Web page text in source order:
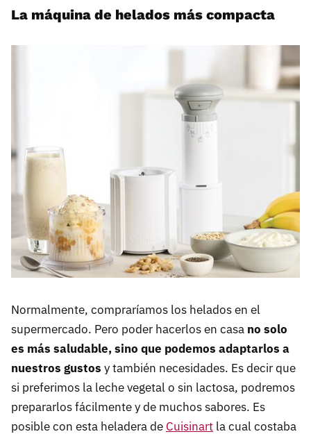
La máquina de helados más compacta
Normalmente, compraríamos los helados en el
supermercado. Pero poder hacerlos en casa no solo
es más saludable, sino que podemos adaptarlos a
nuestros gustos y también necesidades. Es decir que
si preferimos la leche vegetal o sin lactosa, podremos
prepararlos fácilmente y de muchos sabores. Es
posible con esta heladera de Cuisinart la cual costaba